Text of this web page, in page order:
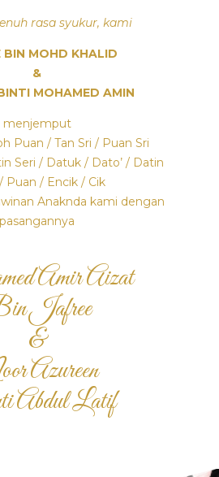
rasa syukur, kami
BIN MOHD KHALID
&
MOHAMED AMIN
menjemput
Puan / Tan Sri / Puan Sri
Seri / Datuk / Dato’ / Datin
Puan / Encik / Cik
Anaknda kami dengan
pasangannya
Amir Aizat
Jafree
&
Azureen
Abdul Latif